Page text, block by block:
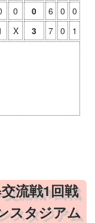
0 0 6 0
0
X 3 7 0
1
流戦1回戦
スタジアム